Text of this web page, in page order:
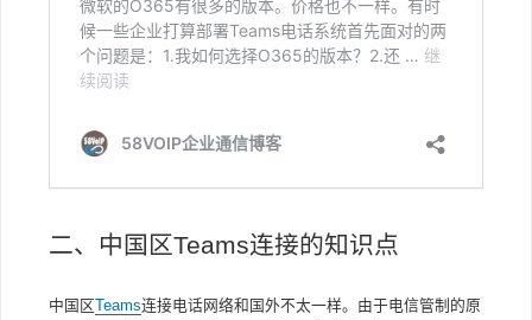
二、中国区Teams连接的知识点
中国区Teams连接电话网络和国外不太一样。由于电信管制的原